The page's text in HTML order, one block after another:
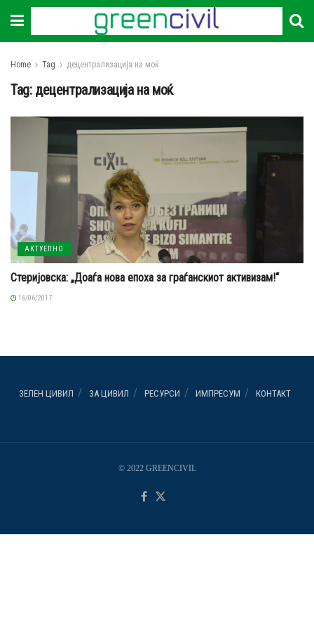
Home Tag децентрализација на моќ
Tag: децентрализација на моќ
АКТУЕЛНО
Стеријовска: „Доаѓа нова епоха за граѓанскиот активизам!“
16/06/2017
ЗЕЛЕН ЦИВИЛ ЗА ЦИВИЛ РЕСУРСИ ИМПРЕСУМ КОНТАКТ
© 2022 GREENCIVIL